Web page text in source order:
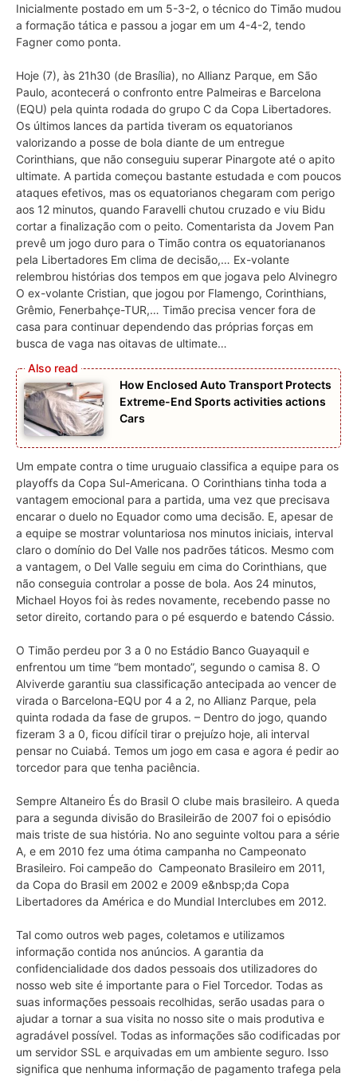
Inicialmente postado em um 5-3-2, o técnico do Timão mudou
a formação tática e passou a jogar em um 4-4-2, tendo
Fagner como ponta.
Hoje (7), às 21h30 (de Brasília), no Allianz Parque, em São
Paulo, acontecerá o confronto entre Palmeiras e Barcelona
(EQU) pela quinta rodada do grupo C da Copa Libertadores.
Os últimos lances da partida tiveram os equatorianos
valorizando a posse de bola diante de um entregue
Corinthians, que não conseguiu superar Pinargote até o apito
ultimate. A partida começou bastante estudada e com poucos
ataques efetivos, mas os equatorianos chegaram com perigo
aos 12 minutos, quando Faravelli chutou cruzado e viu Bidu
cortar a finalização com o peito. Comentarista da Jovem Pan
prevê um jogo duro para o Timão contra os equatoriananos
pela Libertadores Em clima de decisão,… Ex-volante
relembrou histórias dos tempos em que jogava pelo Alvinegro
O ex-volante Cristian, que jogou por Flamengo, Corinthians,
Grêmio, Fenerbahçe-TUR,… Timão precisa vencer fora de
casa para continuar dependendo das próprias forças em
busca de vaga nas oitavas de ultimate…
How Enclosed Auto Transport Protects
Extreme-End Sports activities actions
Cars
Um empate contra o time uruguaio classifica a equipe para os
playoffs da Copa Sul-Americana. O Corinthians tinha toda a
vantagem emocional para a partida, uma vez que precisava
encarar o duelo no Equador como uma decisão. E, apesar de
a equipe se mostrar voluntariosa nos minutos iniciais, interval
claro o domínio do Del Valle nos padrões táticos. Mesmo com
a vantagem, o Del Valle seguiu em cima do Corinthians, que
não conseguia controlar a posse de bola. Aos 24 minutos,
Michael Hoyos foi às redes novamente, recebendo passe no
setor direito, cortando para o pé esquerdo e batendo Cássio.
O Timão perdeu por 3 a 0 no Estádio Banco Guayaquil e
enfrentou um time “bem montado”, segundo o camisa 8. O
Alviverde garantiu sua classificação antecipada ao vencer de
virada o Barcelona-EQU por 4 a 2, no Allianz Parque, pela
quinta rodada da fase de grupos. – Dentro do jogo, quando
fizeram 3 a 0, ficou difícil tirar o prejuízo hoje, ali interval
pensar no Cuiabá. Temos um jogo em casa e agora é pedir ao
torcedor para que tenha paciência.
Sempre Altaneiro És do Brasil O clube mais brasileiro. A queda
para a segunda divisão do Brasileirão de 2007 foi o episódio
mais triste de sua história. No ano seguinte voltou para a série
A, e em 2010 fez uma ótima campanha no Campeonato
Brasileiro. Foi campeão do Campeonato Brasileiro em 2011,
da Copa do Brasil em 2002 e 2009 e&nbsp;da Copa
Libertadores da América e do Mundial Interclubes em 2012.
Tal como outros web pages, coletamos e utilizamos
informação contida nos anúncios. A garantia da
confidencialidade dos dados pessoais dos utilizadores do
nosso web site é importante para o Fiel Torcedor. Todas as
suas informações pessoais recolhidas, serão usadas para o
ajudar a tornar a sua visita no nosso site o mais produtiva e
agradável possível. Todas as informações são codificadas por
um servidor SSL e arquivadas em um ambiente seguro. Isso
significa que nenhuma informação de pagamento trafega pela